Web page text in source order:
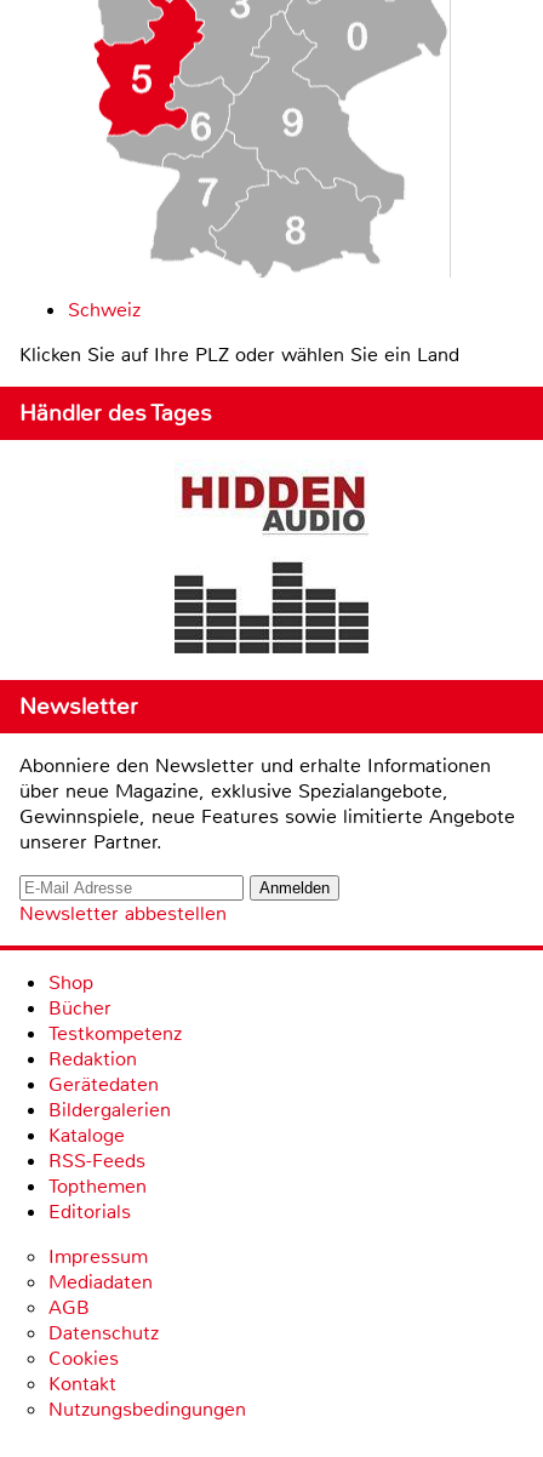
Schweiz
Klicken Sie auf Ihre PLZ oder wählen Sie ein Land
Händler des Tages
Newsletter
Abonniere den Newsletter und erhalte Informationen
über neue Magazine, exklusive Spezialangebote,
Gewinnspiele, neue Features sowie limitierte Angebote
unserer Partner.
Newsletter abbestellen
Shop
Bücher
Testkompetenz
Redaktion
Gerätedaten
Bildergalerien
Kataloge
RSS-Feeds
Topthemen
Editorials
Impressum
Mediadaten
AGB
Datenschutz
Cookies
Kontakt
Nutzungsbedingungen